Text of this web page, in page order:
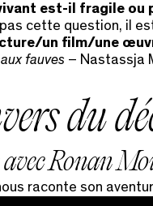
est-il fragile ou
cette question, il
un film/une
fauves – Nastassja
du
Ronan
raconte son